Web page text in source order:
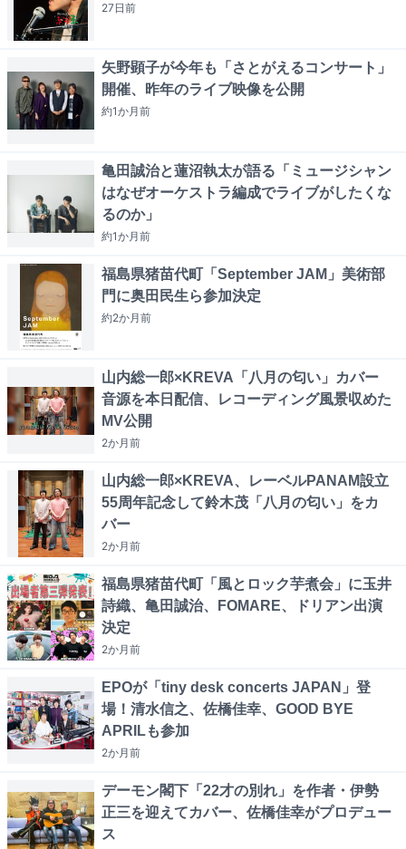
27日前
矢野顕子が今年も「さとがえるコンサート」
開催、昨年のライブ映像を公開
約1か月前
亀田誠治と蓮沼執太が語る「ミュージシャン
はなぜオーケストラ編成でライブがしたくな
るのか」
約1か月前
福島県猪苗代町「September JAM」美術部
門に奥田民生ら参加決定
約2か月前
山内総一郎×KREVA「八月の匂い」カバー
音源を本日配信、レコーディング風景収めた
MV公開
2か月前
山内総一郎×KREVA、レーベルPANAM設立
55周年記念して鈴木茂「八月の匂い」をカ
バー
2か月前
福島県猪苗代町「風とロック芋煮会」に玉井
詩織、亀田誠治、FOMARE、ドリアン出演
決定
2か月前
EPOが「tiny desk concerts JAPAN」登
場！清水信之、佐橋佳幸、GOOD BYE
APRILも参加
2か月前
デーモン閣下「22才の別れ」を作者・伊勢
正三を迎えてカバー、佐橋佳幸がプロデュー
ス